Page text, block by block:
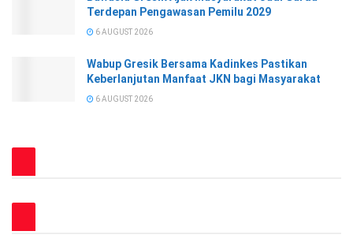
Terdepan Pengawasan Pemilu 2029
6 AUGUST 2026
Wabup Gresik Bersama Kadinkes Pastikan
Keberlanjutan Manfaat JKN bagi Masyarakat
6 AUGUST 2026